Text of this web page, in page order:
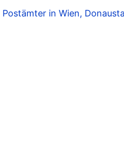
Postämter in Wien,